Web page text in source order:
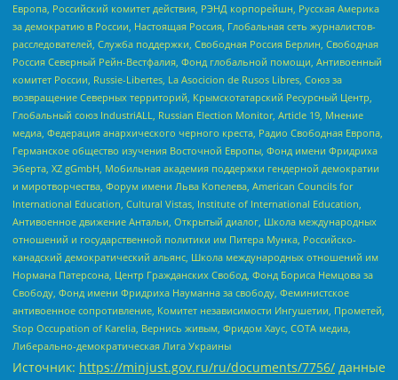
Европа, Российский комитет действия, РЭНД корпорейшн, Русская Америка
за демократию в России, Настоящая Россия, Глобальная сеть журналистов-
расследователей, Служба поддержки, Свободная Россия Берлин, Свободная
Россия Северный Рейн-Вестфалия, Фонд глобальной помощи, Антивоенный
комитет России, Russie-Libertes, La Asocicion de Rusos Libres, Союз за
возвращение Северных территорий, Крымскотатарский Ресурсный Центр,
Глобальный союз IndustriALL, Russian Election Monitor, Article 19, Мнение
медиа, Федерация анархического черного креста, Радио Свободная Европа,
Германское общество изучения Восточной Европы, Фонд имени Фридриха
Эберта, XZ gGmbH, Мобильная академия поддержки гендерной демократии
и миротворчества, Форум имени Льва Копелева, American Councils for
International Education, Cultural Vistas, Institute of International Education,
Антивоенное движение Антальи, Открытый диалог, Школа международных
отношений и государственной политики им Питера Мунка, Российско-
канадский демократический альянс, Школа международных отношений им
Нормана Патерсона, Центр Гражданских Свобод, Фонд Бориса Немцова за
Свободу, Фонд имени Фридриха Науманна за свободу, Феминистское
антивоенное сопротивление, Комитет независимости Ингушетии, Прометей,
Stop Occupation of Karelia, Вернись живым, Фридом Хаус, СОТА медиа,
Либерально-демократическая Лига Украины
Источник: https://minjust.gov.ru/ru/documents/7756/ данные